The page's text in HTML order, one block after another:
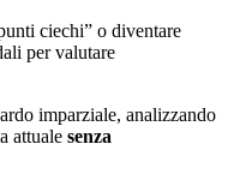
ciechi” o diventare
per valutare
imparziale, analizzando
attuale senza